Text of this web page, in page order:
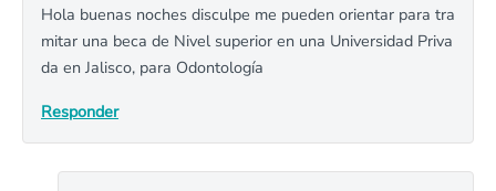
Hola buenas noches disculpe me pueden orientar para tra
mitar una beca de Nivel superior en una Universidad Priva
da en Jalisco, para Odontología
Responder